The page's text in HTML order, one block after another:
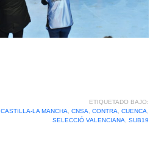
ETIQUETADO BAJO:
CASTILLA-LA MANCHA CNSA CONTRA CUENCA
SELECCIÓ VALENCIANA
SUB19